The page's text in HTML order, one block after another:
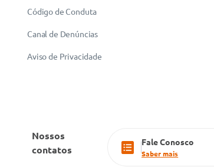
Código de Conduta
Canal de Denúncias
Aviso de Privacidade
Nossos
contatos
Fale Conosco
Saber mais